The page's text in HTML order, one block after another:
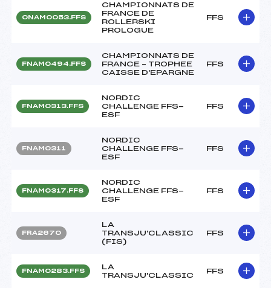
ONAM0053.FFS
CHAMPIONNATS DE
FRANCE DE
ROLLERSKI
PROLOGUE
FFS
FNAM0494.FFS
CHAMPIONNATS DE
FRANCE – TROPHEE
CAISSE D'EPARGNE
FFS
FNAM0313.FFS
NORDIC
CHALLENGE FFS-
ESF
FFS
FNAM0311
NORDIC
CHALLENGE FFS-
ESF
FFS
FNAM0317.FFS
NORDIC
CHALLENGE FFS-
ESF
FFS
FRA2670
LA
TRANSJU'CLASSIC
(FIS)
FFS
FNAM0283.FFS
LA
TRANSJU'CLASSIC
FFS